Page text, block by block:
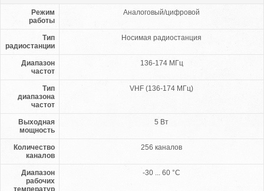
Режим
работы
Аналоговый/цифровой
Тип
радиостанции
Носимая радиостанция
Диапазон
частот
136-174 МГц
Тип
диапазона
частот
VHF (136-174 МГц)
Выходная
мощность
5 Вт
Количество
каналов
256 каналов
Диапазон
рабочих
температур
-30 ... 60 °С